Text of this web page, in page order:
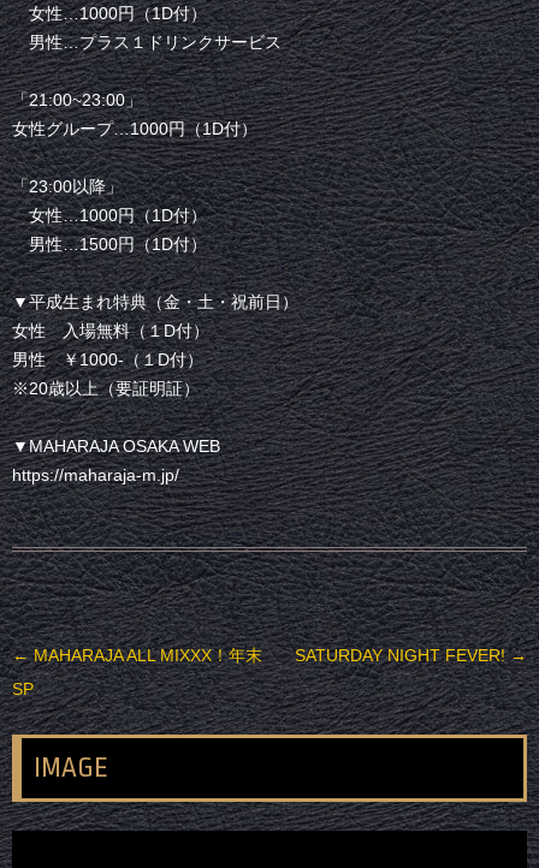
女性…1000円（1D付）
男性…プラス１ドリンクサービス
「21:00~23:00」
女性グループ…1000円（1D付）
「23:00以降」
女性…1000円（1D付）
男性…1500円（1D付）
▼平成生まれ特典（金・土・祝前日）
女性 入場無料（１D付）
男性 ￥1000-（１D付）
※20歳以上（要証明証）
▼MAHARAJA OSAKA WEB
https://maharaja-m.jp/
投稿ナビゲーション
←MAHARAJA ALL MIXXX！年末
SP
SATURDAY NIGHT FEVER!→
IMAGE